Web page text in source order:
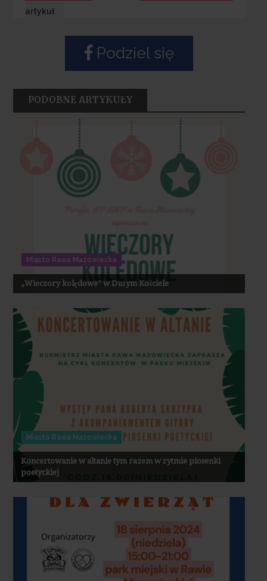
wpisu
artykuł
Podziel się
PODOBNE ARTYKUŁY
Miasto Rawa Mazowiecka
„Wieczory kolędowe” w Dużym Kościele
Miasto Rawa Mazowiecka
Koncertowanie w altanie tym razem w rytmie piosenki
poetyckiej